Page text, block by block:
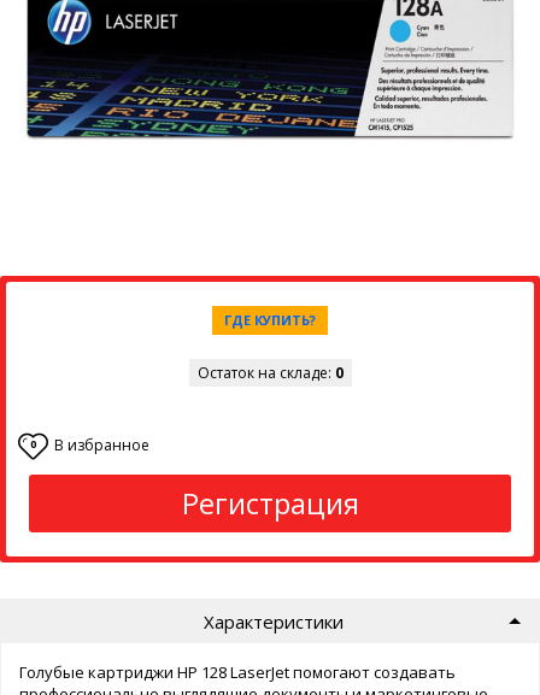
ГДЕ КУПИТЬ?
Остаток на складе: 0
0 В избранное
Регистрация
Характеристики
Голубые картриджи HP 128 LaserJet помогают создавать